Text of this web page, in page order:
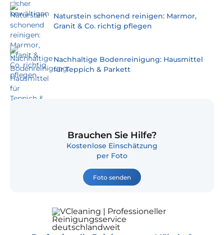
Naturstein schonend reinigen: Marmor,
Granit & Co. richtig pflegen
Nachhaltige Bodenreinigung: Hausmittel
für Teppich & Parkett
Brauchen Sie Hilfe?
Kostenlose Einschätzung
per Foto
Foto senden